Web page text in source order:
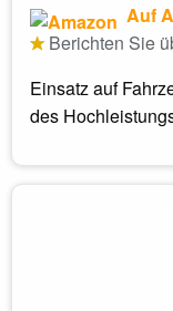
Auf
Berichten Sie
Einsatz auf
des